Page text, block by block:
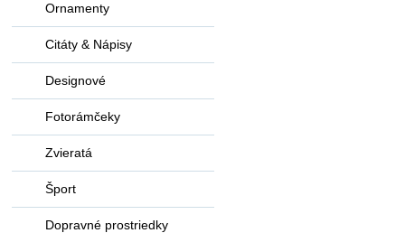
Ornamenty
Citáty & Nápisy
Designové
Fotorámčeky
Zvieratá
Šport
Dopravné prostriedky